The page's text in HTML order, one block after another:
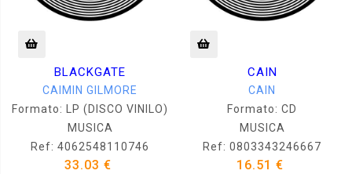
BLACKGATE
CAIMIN GILMORE
Formato: LP (DISCO VINILO)
MUSICA
Ref: 4062548110746
33.03 €
CAIN
CAIN
Formato: CD
MUSICA
Ref: 0803343246667
16.51 €